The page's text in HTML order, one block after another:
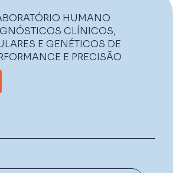
HUMANO
CLÍNICOS,
E GENÉTICOS DE
E PRECISÃO